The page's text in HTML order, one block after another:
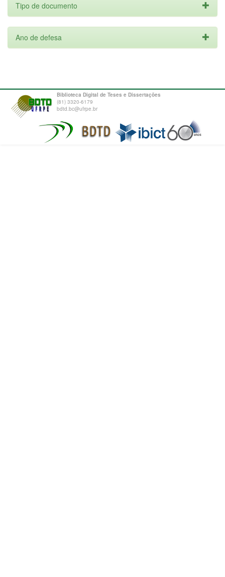
Tipo de documento
Ano de defesa
Biblioteca Digital de Teses e Dissertações
(81) 3320-6179
bdtd.bc@ufrpe.br